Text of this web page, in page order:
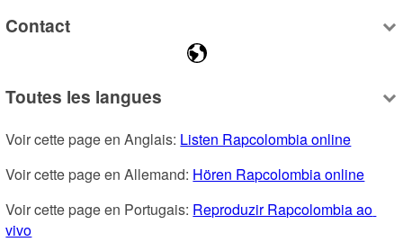
Contact
Toutes les langues
Voir cette page en Anglais: Listen Rapcolombia online
Voir cette page en Allemand: Hören Rapcolombia online
Voir cette page en Portugais: Reproduzir Rapcolombia ao
vivo